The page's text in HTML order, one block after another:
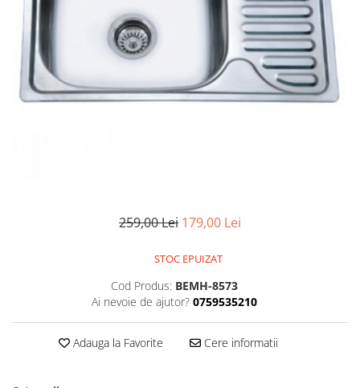
Pompe de stropit electrice
Pompe de stropit manuale
Atomizoare
Mori electrice
Mori electrice cereale
Motoare termice
259,00 Lei 179,00 Lei
STOC EPUIZAT
Cod Produs: BEMH-8573
Ai nevoie de ajutor? 0759535210
Adauga la Favorite Cere informatii